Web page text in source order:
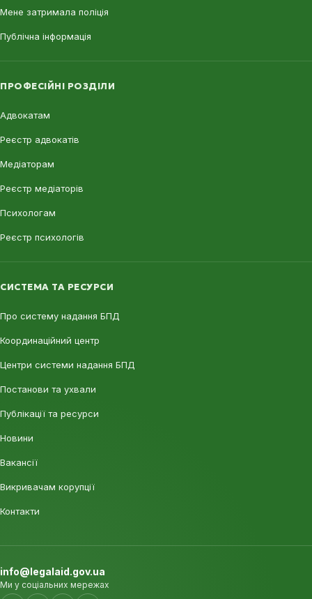
Мене затримала поліція
Публічна інформація
ПРОФЕСІЙНІ РОЗДІЛИ
Адвокатам
Реєстр адвокатів
Медіаторам
Реєстр медіаторів
Психологам
Реєстр психологів
СИСТЕМА ТА РЕСУРСИ
Про систему надання БПД
Координаційний центр
Центри системи надання БПД
Постанови та ухвали
Публікації та ресурси
Новини
Вакансії
Викривачам корупції
Контакти
info@legalaid.gov.ua
Ми у соціальних мережах